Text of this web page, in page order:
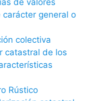
de valores
general o
colectiva
catastral de los
Rústico